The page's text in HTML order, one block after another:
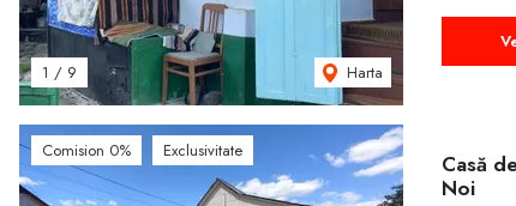
1 / 9 Harta
Comision 0% Exclusivitate
Casă
Noi